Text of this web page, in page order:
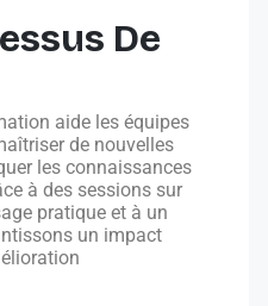
De
aide les équipes
de nouvelles
les connaissances
à des sessions sur
pratique et à un
un impact